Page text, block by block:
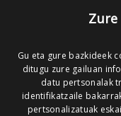
Gu eta gure bazkideek
ditugu zure gailuan
datu pertsonalak
identifikatzaile
pertsonalizatuak